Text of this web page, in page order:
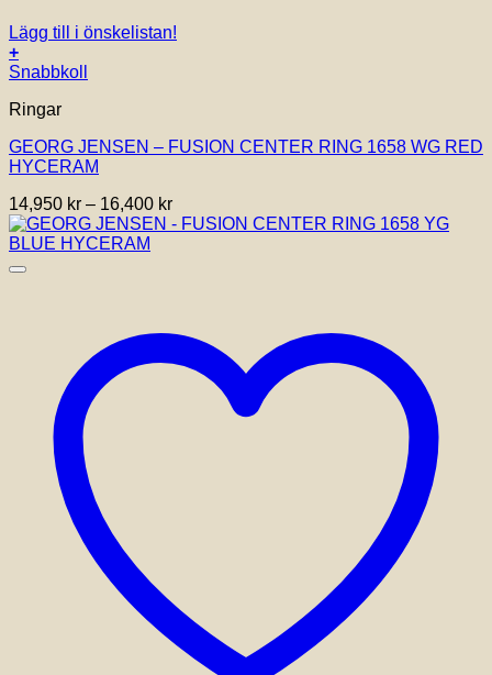
Lägg till i önskelistan!
+
Den
produkten
flera
varianter.
olika
alternativen
kan
väljas
Snabbkoll
Ringar
GEORG JENSEN – FUSION CENTER RING 1658 WG RED
HYCERAM
14,950 kr – 16,400 krPrisintervall:
14,950 kr